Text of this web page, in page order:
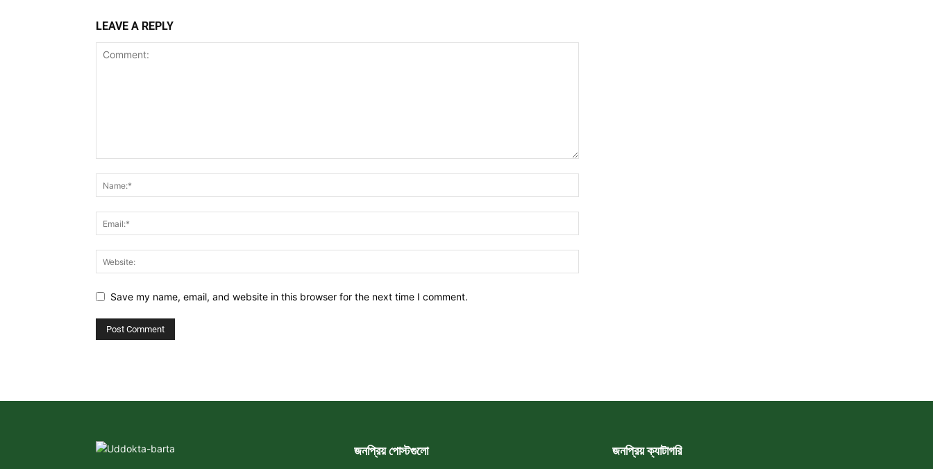
LEAVE A REPLY
Save my name, email, and website in this browser for the next time I comment.
জনপ্রিয় পোস্টগুলো জনপ্রিয় ক্যাটাগরি